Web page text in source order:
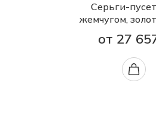
Серьги-
жемчугом,
от 27